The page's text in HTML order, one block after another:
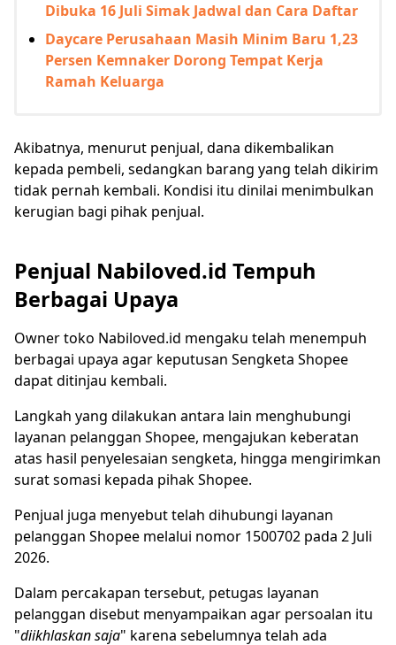
Dibuka 16 Juli Simak Jadwal dan Cara Daftar
Daycare Perusahaan Masih Minim Baru 1,23
Persen Kemnaker Dorong Tempat Kerja
Ramah Keluarga
Akibatnya, menurut penjual, dana dikembalikan
kepada pembeli, sedangkan barang yang telah dikirim
tidak pernah kembali. Kondisi itu dinilai menimbulkan
kerugian bagi pihak penjual.
Penjual Nabiloved.id Tempuh
Berbagai Upaya
Owner toko Nabiloved.id mengaku telah menempuh
berbagai upaya agar keputusan Sengketa Shopee
dapat ditinjau kembali.
Langkah yang dilakukan antara lain menghubungi
layanan pelanggan Shopee, mengajukan keberatan
atas hasil penyelesaian sengketa, hingga mengirimkan
surat somasi kepada pihak Shopee.
Penjual juga menyebut telah dihubungi layanan
pelanggan Shopee melalui nomor 1500702 pada 2 Juli
2026.
Dalam percakapan tersebut, petugas layanan
pelanggan disebut menyampaikan agar persoalan itu
"diikhlaskan saja" karena sebelumnya telah ada